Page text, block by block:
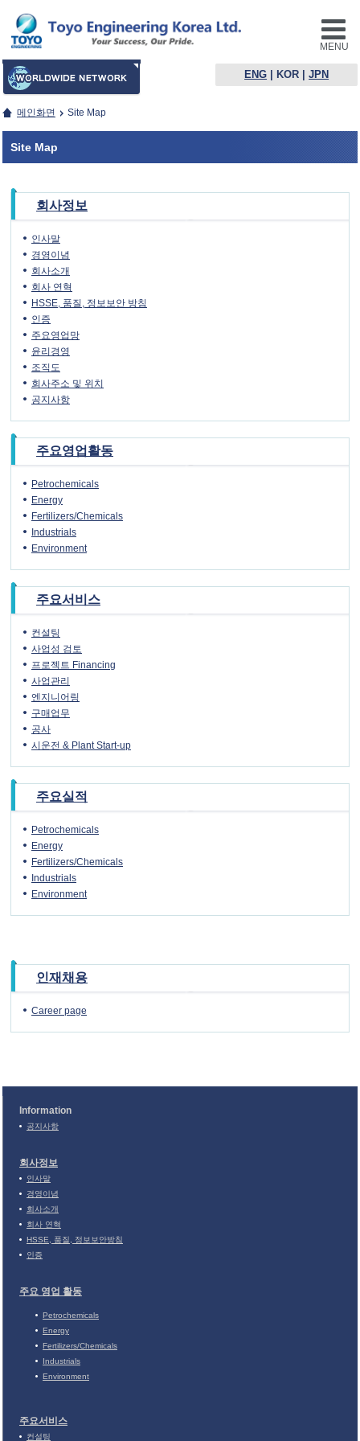
MENU
ENG KOR |JPN
메인화면 Site Map
Site Map
회사정보
인사말
경영이념
회사소개
회사 연혁
HSSE, 품질, 정보보안 방침
인증
주요영업망
윤리경영
조직도
회사주소 및 위치
공지사항
주요영업활동
Petrochemicals
Energy
Fertilizers/Chemicals
Industrials
Environment
주요서비스
컨설팅
사업성 검토
프로젝트 Financing
사업관리
엔지니어링
구매업무
공사
시운전 & Plant Start-up
주요실적
Petrochemicals
Energy
Fertilizers/Chemicals
Industrials
Environment
인재채용
Career page
Information
공지사항
회사정보
인사말
경영이념
회사소개
회사 연혁
HSSE, 품질, 정보보안방침
인증
주요 영업 활동
Petrochemicals
Energy
Fertilizers/Chemicals
Industrials
Environment
주요서비스
컨설팅